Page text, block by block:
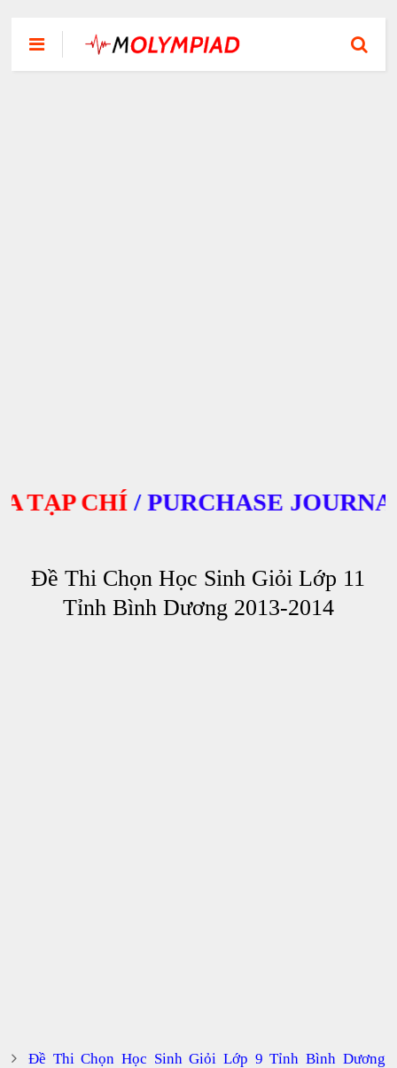
CHÍ/PURCHASE JOURNALS
Đề Thi Chọn Học Sinh Giỏi Lớp 11
Tỉnh Bình Dương 2013-2014
Đề Thi Chọn Học Sinh Giỏi Lớp 9 Tỉnh Bình Dương